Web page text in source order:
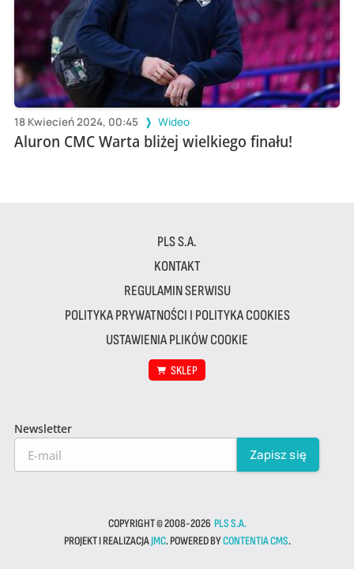
18 Kwiecień 2024, 00:45 Wideo
Aluron CMC Warta bliżej wielkiego finału!
PLS S.A.
KONTAKT
REGULAMIN SERWISU
POLITYKA PRYWATNOŚCI I POLITYKA COOKIES
USTAWIENIA PLIKÓW COOKIE
SKLEP
Newsletter
COPYRIGHT © 2008-2026 PLS S.A.
PROJEKT I REALIZACJAJMC. POWERED BYCONTENTIA CMS.